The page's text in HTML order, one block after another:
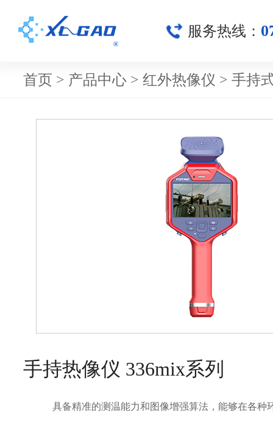
服务热线：
首页 > 产品中心 > 红外热像仪 > 手持
手持热像仪 336mix系列
具备精准的测温能力和图像增强算法，能够在各种